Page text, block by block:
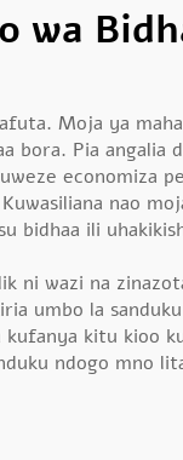
wa
Moja ya
bora. Pia angalia
economiza
nao
bidhaa ili
ni wazi na
umbo la
kitu kioo
ndogo mno